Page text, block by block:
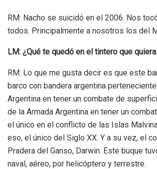
RM: Nacho se suicidó en el 2006. Nos
todos. Principalmente a nosotros los del
LM: ¿Qué te quedó en el tintero que
RM: Lo que me gusta decir es que este
barco con bandera argentina
Argentina en tener un combate de
de la Armada Argentina en tener un
el único en el conflicto de las Islas
eso, el único del Siglo XX. Y a su vez, el
Pradera del Ganso, Darwin. Este buque
naval, aéreo, por helicóptero y terrestre.